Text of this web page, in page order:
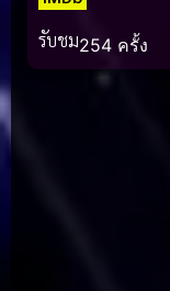
รับชม254 ครั้ง